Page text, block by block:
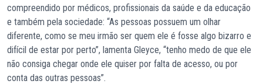
compreendido por médicos, profissionais da saúde e da educação
e também pela sociedade: “As pessoas possuem um olhar
diferente, como se meu irmão ser quem ele é fosse algo bizarro e
difícil de estar por perto”, lamenta Gleyce, “tenho medo de que ele
não consiga chegar onde ele quiser por falta de acesso, ou por
conta das outras pessoas”.